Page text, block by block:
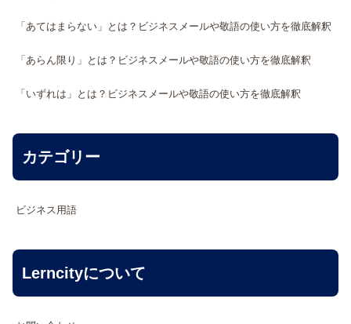
「あてはまらない」とは？ビジネスメールや敬語の使い方を徹底解釈
「あらん限り」とは？ビジネスメールや敬語の使い方を徹底解釈
「いずれは」とは？ビジネスメールや敬語の使い方を徹底解釈
カテゴリー
ビジネス用語
Lerncityについて